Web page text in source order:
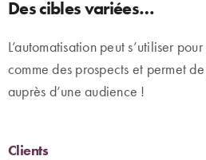
Des cibles variées…
L’automatisation peut s’utiliser
comme des prospects et permet
auprès d’une audience !
Clients